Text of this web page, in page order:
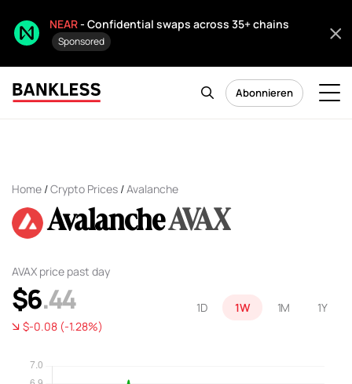
NEAR- Confidential swaps across 35+ chains
Sponsored
Abonnieren
Home /Crypto Prices /Avalanche
AvalancheAVAX
1D 1W 1M 1Y
AVAX price past day
$6.44
$-0.08 (-1.28%)